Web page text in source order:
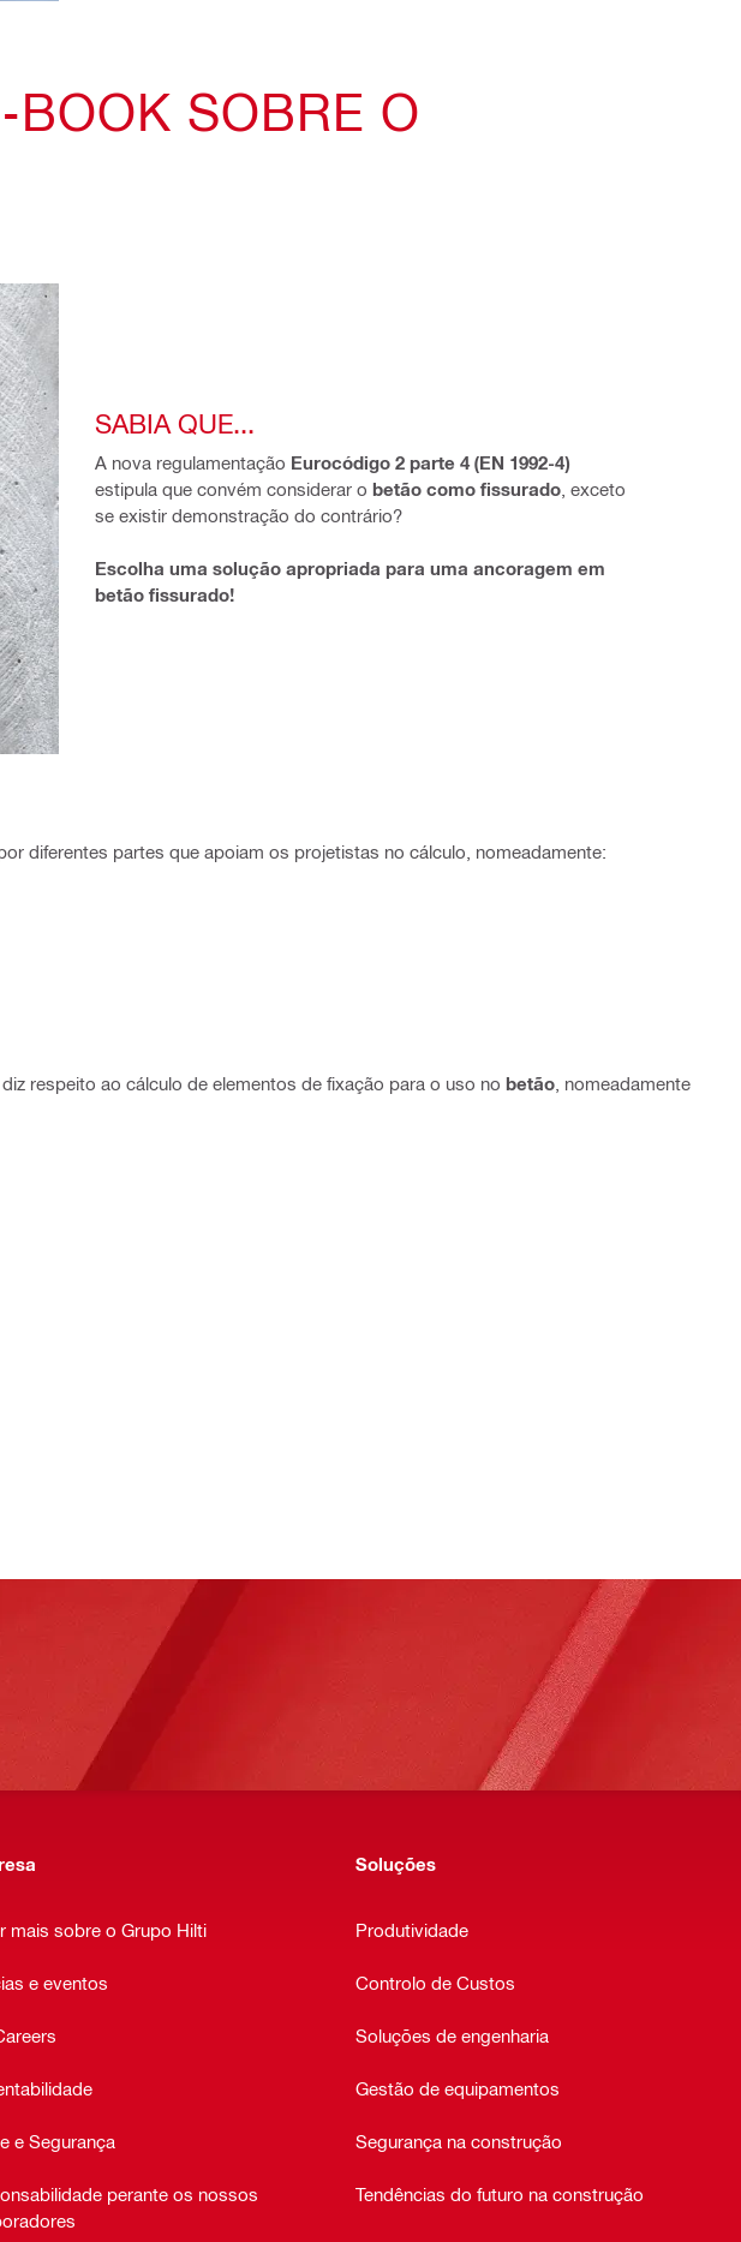
BOOK SOBRE O
SABIA QUE...
A nova regulamentação
estipula que convém considerar o betão como fissurado , exceto
se existir demonstração do contrário?
Escolha uma solução apropriada para uma ancoragem em
betão fissurado!
diferentes partes que apoiam os projetistas no cálculo, nomeadamente:
respeito ao cálculo de elementos de fixação para o uso no betão , nomeadamente
mais sobre o Grupo Hilti
e eventos
e Segurança
perante os nossos
Soluções
Produtividade
Controlo de Custos
Soluções de engenharia
Gestão de equipamentos
Segurança na construção
Tendências do futuro na construção